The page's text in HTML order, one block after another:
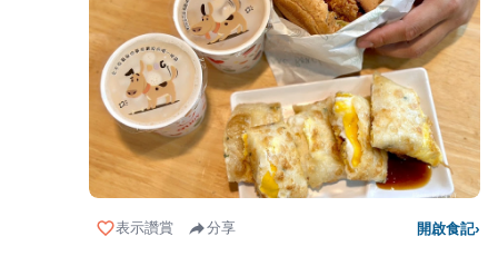
表示讚賞 分享 開啟食記›